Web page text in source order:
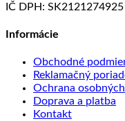
IČ DPH: SK2121274925
Informácie
Obchodné
Reklamačný
Ochrana
Doprava a platba
Kontakt